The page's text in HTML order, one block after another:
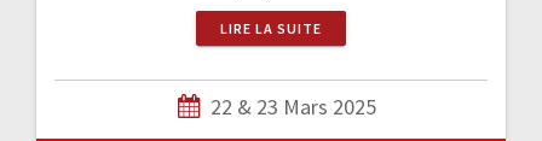
LIRE LA SUITE
22 & 23 Mars 2025